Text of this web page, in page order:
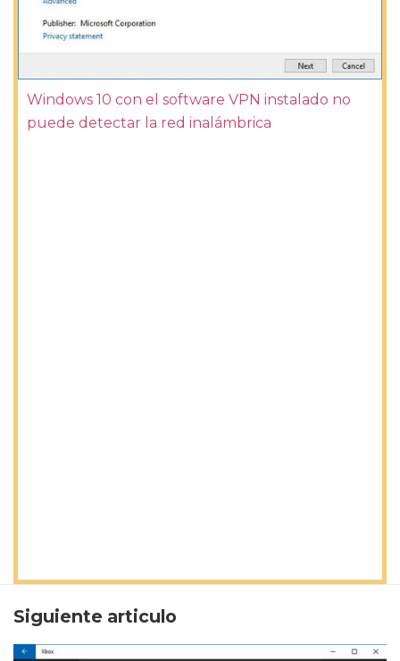
Windows 10 con el software VPN instalado no
puede detectar la red inalámbrica
Siguiente articulo